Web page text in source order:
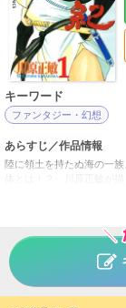
キーワード
ファンタジー・幻想
あらすじ／作品情報
陸に領土を持たぬ海の一
体とは！？ 川原正敏が描
作者 川原
少年
掲載誌 月刊